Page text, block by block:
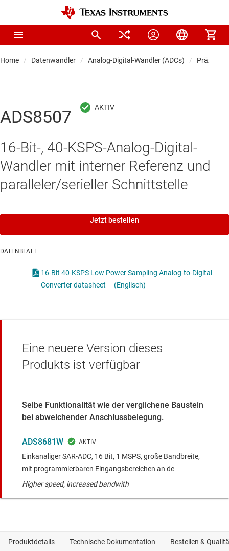
Home Datenwandler Analog-Digital-Wandler (ADCs)
ADS8507
16-Bit-, 40-KSPS-Analog-Digital-
Wandler mit interner Referenz und
paralleler/serieller Schnittstelle
Jetzt bestellen
DATENBLATT
16-Bit 40-KSPS Low Power Sampling Analog-to-Digital
Converter datasheet
(Englisch)
Eine neuere Version dieses
Produkts ist verfügbar
Selbe Funktionalität wie der verglichene Baustein
bei abweichender Anschlussbelegung.
ADS8681W
Einkanaliger SAR-ADC, 16 Bit, 1 MSPS, große Bandbreite,
mit programmierbaren Eingangsbereichen an de
Higher speed, increased bandwith